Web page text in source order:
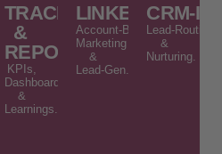
TRACKING
&
REPORTING
KPIs,
Dashboards
&
Learnings.
LINKEDIN‑PAID
Account‑Based
Marketing
&
Lead‑Gen.
Lead‑Routing
&
Nurturing.